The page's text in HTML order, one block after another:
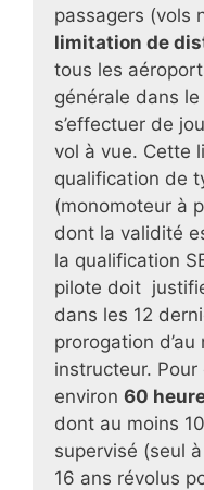
passagers (vols
limitation de
tous les
générale dans
s’effectuer de
vol à vue. Cette
qualification de
(monomoteur à
dont la validité
la qualification
pilote doit
dans les 12
prorogation
instructeur. Pour
environ 60
dont au moins
supervisé (seul
16 ans révolus